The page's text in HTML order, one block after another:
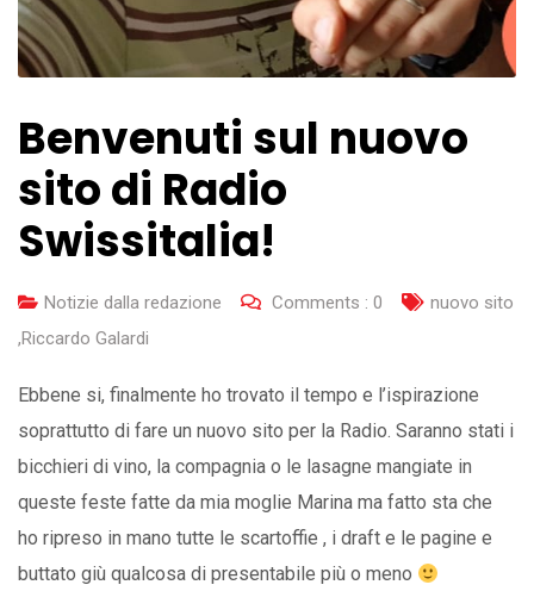
Benvenuti sul nuovo
sito di Radio
Swissitalia!
Notizie dalla redazione Comments : 0
nuovo sito
,Riccardo Galardi
Ebbene si, finalmente ho trovato il tempo e l’ispirazione
soprattutto di fare un nuovo sito per la Radio. Saranno stati i
bicchieri di vino, la compagnia o le lasagne mangiate in
queste feste fatte da mia moglie Marina ma fatto sta che
ho ripreso in mano tutte le scartoffie , i draft e le pagine e
buttato giù qualcosa di presentabile più o meno